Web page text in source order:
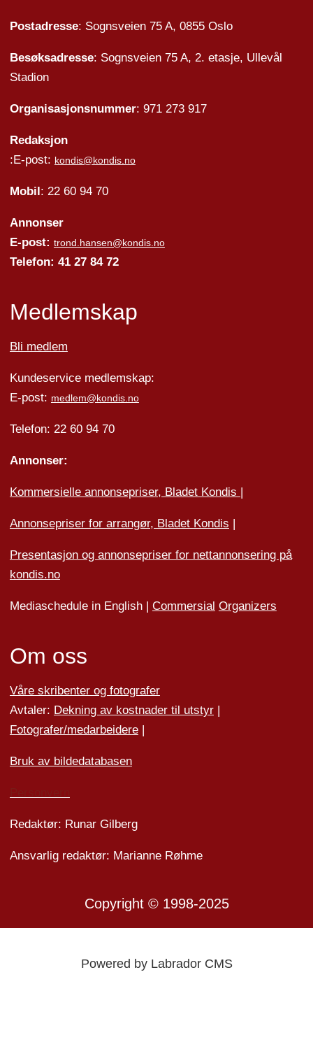
Postadresse: Sognsveien 75 A, 0855 Oslo
Besøksadresse: Sognsveien 75 A, 2. etasje, Ullevål
Stadion
Organisasjonsnummer: 971 273 917
Redaksjon
:E-post: kondis@kondis.no
Mobil: 22 60 94 70
Annonser
E-post: trond.hansen@kondis.no
Telefon: 41 27 84 72
Medlemskap
Bli medlem
Kundeservice medlemskap:
E-post: medlem@kondis.no
Telefon: 22 60 94 70
Annonser:
Kommersielle annonsepriser, Bladet Kondis |
Annonsepriser for arrangør, Bladet Kondis |
Presentasjon og annonsepriser for nettannonsering på
kondis.no
Mediaschedule in English | Commersial Organizers
Om oss
Våre skribenter og fotografer
Avtaler: Dekning av kostnader til utstyr|
Fotografer/medarbeidere|
Bruk av bildedatabasen
Redaktør: Runar Gilberg
Ansvarlig redaktør: Marianne Røhme
Copyright © 1998-2025
Powered by Labrador CMS